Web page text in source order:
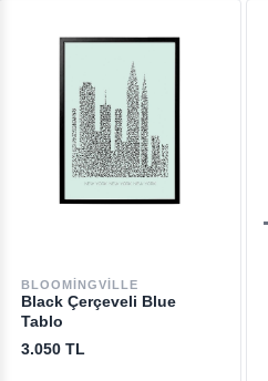
BLOOMINGVILLE
Black Çerçeveli Blue
Tablo
3.050 TL